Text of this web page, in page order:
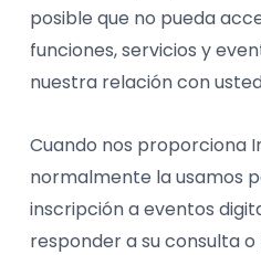
posible que no pueda
funciones, servicios y
nuestra relación con
Cuando nos proporciona
normalmente la usamos
inscripción a eventos
responder a su consulta